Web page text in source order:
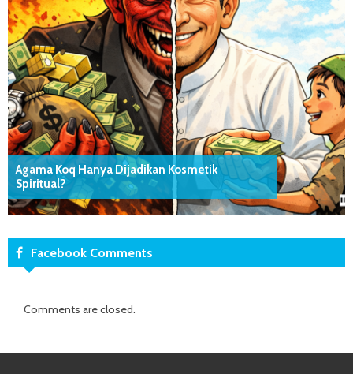
Agama Koq Hanya Dijadikan Kosmetik
Spiritual?
Facebook Comments
Comments are closed.